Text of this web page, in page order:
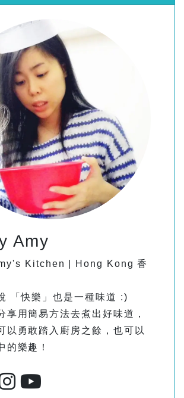
Amy
Kitchen | Hong Kong 香
「快樂」也是一種味道 :)
享用簡易方法去煮出好味道，
以勇敢踏入廚房之餘，也可以
的樂趣！